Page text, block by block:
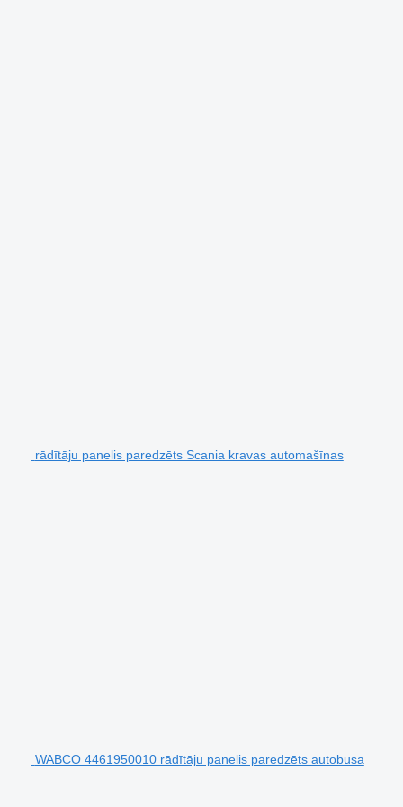
rādītāju panelis paredzēts Scania kravas automašīnas
WABCO 4461950010 rādītāju panelis paredzēts autobusa